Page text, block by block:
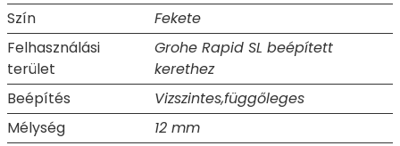
Szín
Fekete
Felhasználási
terület
Grohe Rapid SL beépített
kerethez
Beépítés
Vizszintes,függőleges
Mélység
12 mm